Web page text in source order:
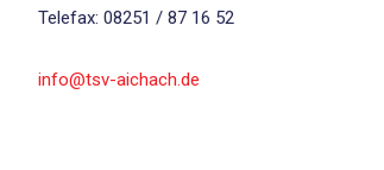
Telefax: 08251 / 87 16 52
info@tsv-aichach.de